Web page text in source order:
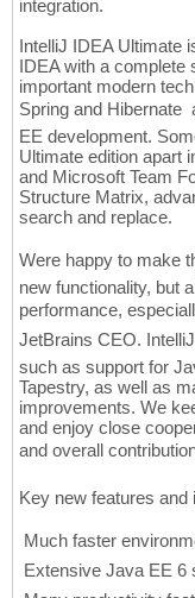
integration.
IntelliJ IDEA Ultimate
IDEA with a complete
important modern
Spring and Hibernate
EE development.
Ultimate edition apart
and Microsoft Team
Structure Matrix,
search and replace.
Were happy to
new functionality, but
performance,
JetBrains CEO.
such as support for
Tapestry, as well as
improvements. We
and enjoy close
and overall
Key new features
 Much faster
 Extensive Java EE 6